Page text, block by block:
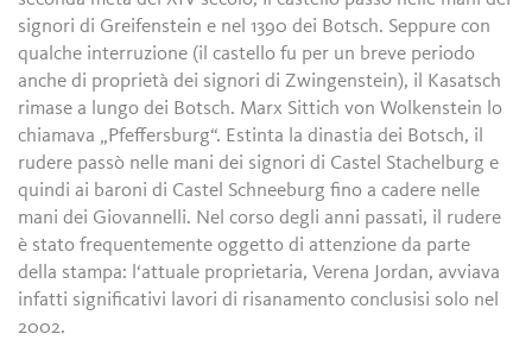
signori di Greifenstein e nel 1390 dei Botsch. Seppure con
qualche interruzione (il castello fu per un breve periodo
anche di proprietà dei signori di Zwingenstein), il Kasatsch
rimase a lungo dei Botsch. Marx Sittich von Wolkenstein lo
chiamava „Pfeffersburg“. Estinta la dinastia dei Botsch, il
rudere passò nelle mani dei signori di Castel Stachelburg e
quindi ai baroni di Castel Schneeburg fino a cadere nelle
mani dei Giovannelli. Nel corso degli anni passati, il rudere
è stato frequentemente oggetto di attenzione da parte
della stampa: l‘attuale proprietaria, Verena Jordan, avviava
infatti significativi lavori di risanamento conclusisi solo nel
2002.